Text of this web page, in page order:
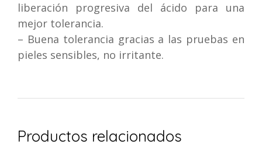
liberación progresiva del ácido para una
mejor tolerancia.
– Buena tolerancia gracias a las pruebas en
pieles sensibles, no irritante.
Productos relacionados